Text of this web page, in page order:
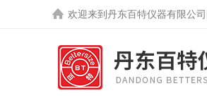
欢迎来到丹东百特仪器有限公司